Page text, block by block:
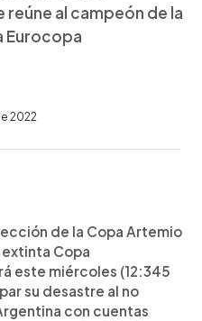
reúne al campeón de la
Eurocopa
2022
de la Copa Artemio
Copa
este miércoles (12:345
su desastre al no
con cuentas